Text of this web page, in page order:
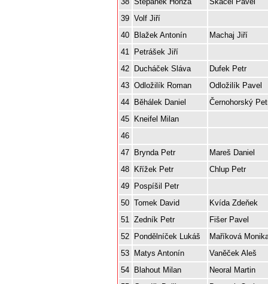
39 Volf Jiří
40
Blažek Antonín
Machaj Jiří
41
Petrášek Jiří
42
Ducháček Sláva
Dufek Petr
43 Odložilík Roman
Odložilík Pavel
44
Běhálek Daniel
Černohorský
45
Kneifel Milan
46
47
Brynda Petr
Mareš Daniel
48
Křížek Petr
Chlup Petr
49
Pospíšil Petr
50 Tomek David
Kvída Zdeňek
51 Zedník Petr
Fišer Pavel
52
Pondělníček Lukáš
Maříková
53
Matys Antonín
Vaněček Aleš
54
Blahout Milan
Neoral Martin